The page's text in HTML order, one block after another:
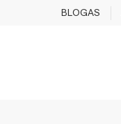
BLOGAS